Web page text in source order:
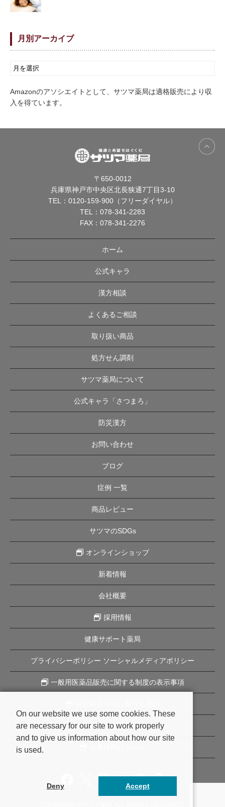
月別アーカイブ
Amazonのアソシエイトとして、サツマ薬局は適格販売により収
入を得ています。
〒650-0012
兵庫県神戸市中央区北長狭通7丁目3-10
TEL： 0120-159-900（フリーダイヤル）
TEL： 078-341-2283
FAX：078-341-2276
ホーム
公式キャラ
漢方相談
よくあるご相談
取り扱い商品
処方せん調剤
サツマ薬局について
公式キャラ「さつまろ」
防災漢方
お問い合わせ
ブログ
症例 一覧
商品レビュー
サツマのSDGs
オンラインショップ
新着情報
会社概要
採用情報
健康サポート薬局
プライバシーポリシー ソーシャルメディアポリシー
一般用医薬品販売に関する制度の表示事項
企業理念
On our website we use some cookies. These
are necessary for our site to work properly
and to give us information about how our site
is used.
Deny Accept